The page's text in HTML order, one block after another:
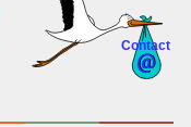
Contact